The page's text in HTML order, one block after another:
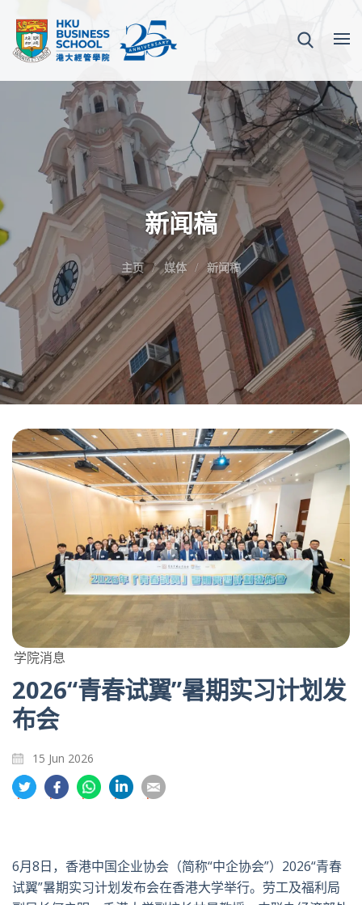
新闻稿
主页 媒体 新闻稿
学院消息
2026“青春试翼”暑期实习计划发
布会
15 Jun 2026
分
享
特
分
享
书
分
享
享
英
享
郵
6月8日，香港中国企业协会（简称“中企协会”） 2026“青春
试翼”暑期实习计划发布会在香港大学举行。劳工及福利局